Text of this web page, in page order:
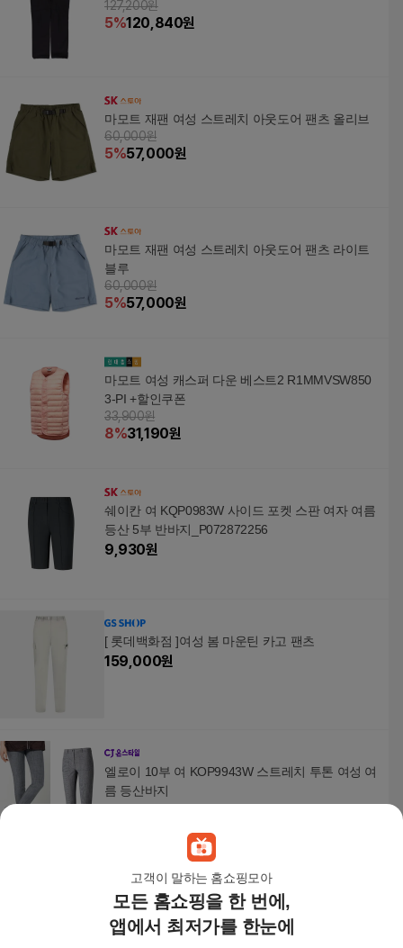
고객이 말하는 홈쇼핑모아
모든 홈쇼핑을 한 번에,
앱에서 최저가를 한눈에
127,200원
5%120,840원
마모트 재팬 여성 스트레치 아웃도어 팬츠 올리브
60,000원
5%57,000원
마모트 재팬 여성 스트레치 아웃도어 팬츠 라이트
블루
60,000원
5%57,000원
마모트 여성 캐스퍼 다운 베스트2 R1MMVSW850
3-PI +할인쿠폰
33,900원
8%31,190원
쉐이칸 여 KQP0983W 사이드 포켓 스판 여자 여름
등산 5부 반바지_P072872256
9,930원
[ 롯데백화점 ]여성 봄 마운틴 카고 팬츠
159,000원
엘로이 10부 여 KOP9943W 스트레치 투톤 여성 여
름 등산바지
[TAG가 68,000]콜핑 봄 여성 등산 부드러운 스트레
치 바지
11,900원